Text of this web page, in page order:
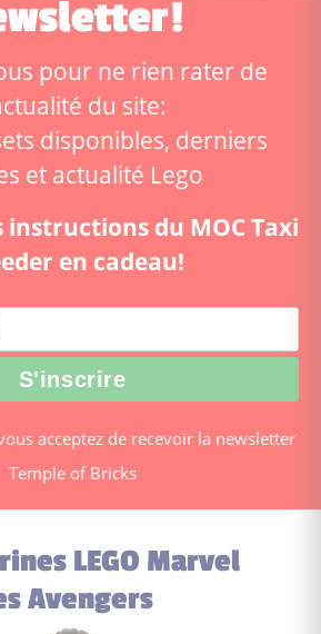
pour ne rien rater de
du site:
disponibles, derniers
et actualité Lego
instructions du MOC Taxi
en cadeau!
acceptez de recevoir la newsletter
Temple of Bricks
LEGO Marvel
Avengers